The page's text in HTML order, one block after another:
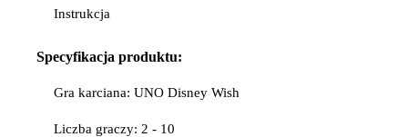
Instrukcja
Specyfikacja produktu:
Gra karciana: UNO Disney Wish
Liczba graczy: 2 - 10